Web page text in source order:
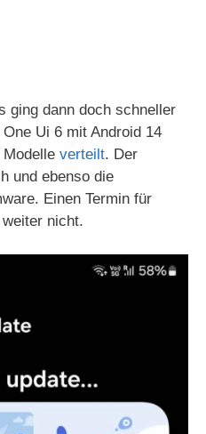
ging dann doch schneller
Ui 6 mit Android 14
verteilt. Der
und ebenso die
Einen Termin für
nicht.